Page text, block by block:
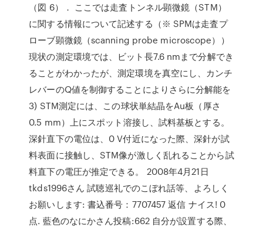
（図 6）． ここでは走査トンネル顕微鏡（STM）
に関する情報について記述する（※ SPMは走査プ
ローブ顕微鏡（scanning probe microscope））
現状の測定環境では、ビット長7.6 nmまで分解でき
ることがわかったが、測定環境を真空にし、カンチ
レバーのQ値を制御することによりさらに分解能を
3) STM測定には、この球状単結晶をAu板（厚さ
0.5 mm）上にスポット溶接し、試料基板とする。
深針直下の電位は、0 V付近になった際、深針が試
料表面に接触し、STM像が激しく乱れることから試
料直下の電圧が推定できる。 2008年4月21日
tkds1996さん 試聴巡礼でのこぼれ話等、よろしく
お願いします: 書込番号：7707457 返信 ナイス! 0
点. 藍色のなにかさん投稿:662 自分が設置する際、